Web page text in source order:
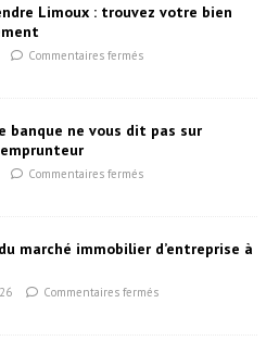
Limoux : trouvez votre bien
Commentaires fermés
banque ne vous dit pas sur
emprunteur
Commentaires fermés
marché immobilier d’entreprise à
Commentaires fermés